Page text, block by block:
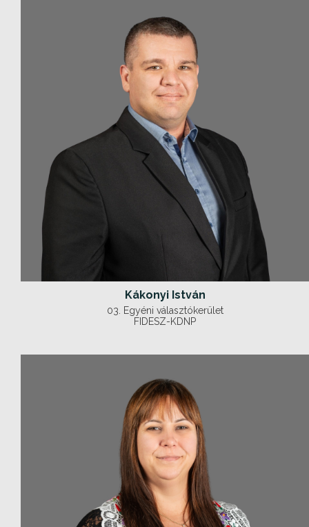
Kákonyi István
03. Egyéni választókerület
FIDESZ-KDNP